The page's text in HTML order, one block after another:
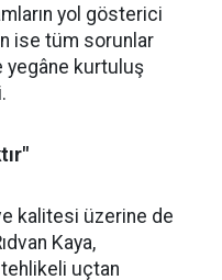
yol gösterici
ise tüm sorunlar
yegâne kurtuluş
kalitesi üzerine de
Kaya,
tehlikeli uçtan